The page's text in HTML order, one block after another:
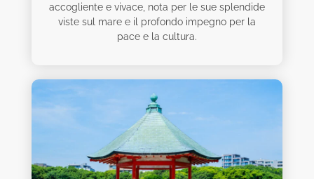
accogliente e vivace, nota per le sue splendide
viste sul mare e il profondo impegno per la
pace e la cultura.